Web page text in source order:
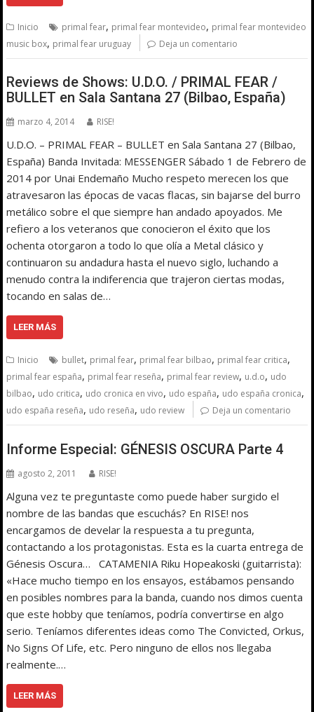
Inicio primal fear, primal fear montevideo, primal fear montevideo
music box, primal fear uruguay Deja un comentario
Reviews de Shows: U.D.O. / PRIMAL FEAR /
BULLET en Sala Santana 27 (Bilbao, España)
marzo 4, 2014 RISE!
U.D.O. – PRIMAL FEAR – BULLET en Sala Santana 27 (Bilbao,
España) Banda Invitada: MESSENGER Sábado 1 de Febrero de
2014 por Unai Endemaño Mucho respeto merecen los que
atravesaron las épocas de vacas flacas, sin bajarse del burro
metálico sobre el que siempre han andado apoyados. Me
refiero a los veteranos que conocieron el éxito que los
ochenta otorgaron a todo lo que olía a Metal clásico y
continuaron su andadura hasta el nuevo siglo, luchando a
menudo contra la indiferencia que trajeron ciertas modas,
tocando en salas de…
LEER MÁS
Inicio bullet, primal fear, primal fear bilbao, primal fear critica,
primal fear españa, primal fear reseña, primal fear review, u.d.o, udo
bilbao, udo critica, udo cronica en vivo, udo españa, udo españa cronica,
udo españa reseña, udo reseña, udo review Deja un comentario
Informe Especial: GÉNESIS OSCURA Parte 4
agosto 2, 2011 RISE!
Alguna vez te preguntaste como puede haber surgido el
nombre de las bandas que escuchás? En RISE! nos
encargamos de develar la respuesta a tu pregunta,
contactando a los protagonistas. Esta es la cuarta entrega de
Génesis Oscura… CATAMENIA Riku Hopeakoski (guitarrista):
«Hace mucho tiempo en los ensayos, estábamos pensando
en posibles nombres para la banda, cuando nos dimos cuenta
que este hobby que teníamos, podría convertirse en algo
serio. Teníamos diferentes ideas como The Convicted, Orkus,
No Signs Of Life, etc. Pero ninguno de ellos nos llegaba
realmente.…
LEER MÁS